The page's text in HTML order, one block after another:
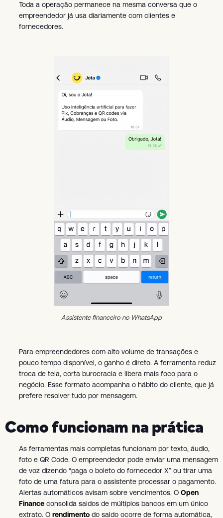
Toda a operação permanece na mesma conversa que o
empreendedor já usa diariamente com clientes e
fornecedores.
Assistente financeiro no WhatsApp
Para empreendedores com alto volume de transações e
pouco tempo disponível, o ganho é direto. A ferramenta reduz
troca de tela, corta burocracia e libera mais foco para o
negócio. Esse formato acompanha o hábito do cliente, que já
prefere resolver tudo por mensagem.
Como funcionam na prática
As ferramentas mais completas funcionam por texto, áudio,
foto e QR Code. O empreendedor pode enviar uma mensagem
de voz dizendo “paga o boleto do fornecedor X” ou tirar uma
foto de uma fatura para o assistente processar o pagamento.
Alertas automáticos avisam sobre vencimentos. O Open
Finance consolida saldos de múltiplos bancos em um único
extrato. O rendimento do saldo ocorre de forma automática,